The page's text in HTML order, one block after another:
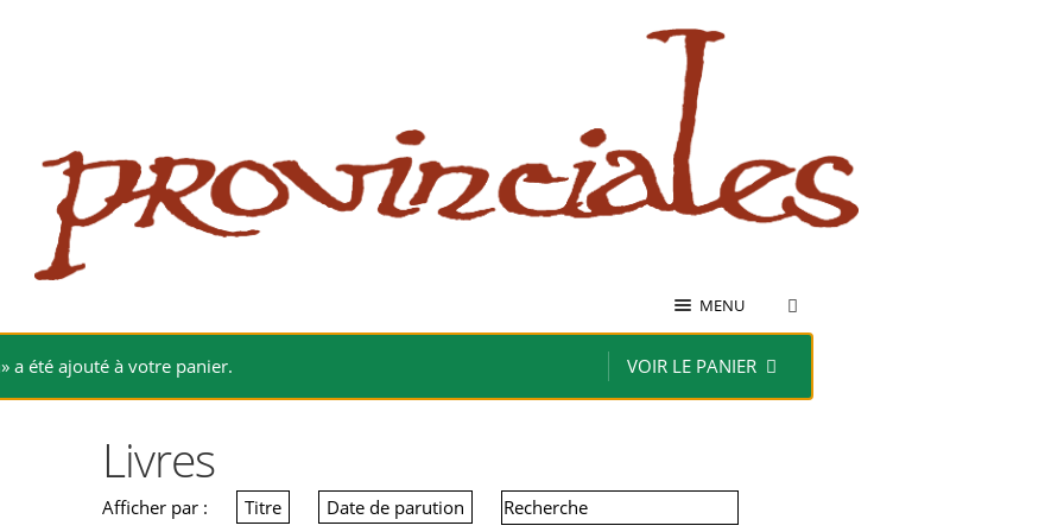
MENU
a été ajouté à votre panier. VOIR LE PANIER
Livres
Afficher par : Titre Date de parution